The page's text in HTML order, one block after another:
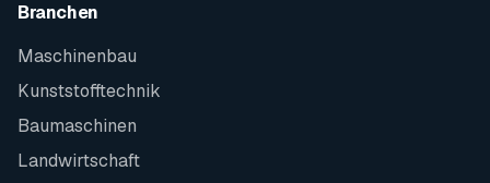
Branchen
Maschinenbau
Kunststofftechnik
Baumaschinen
Landwirtschaft